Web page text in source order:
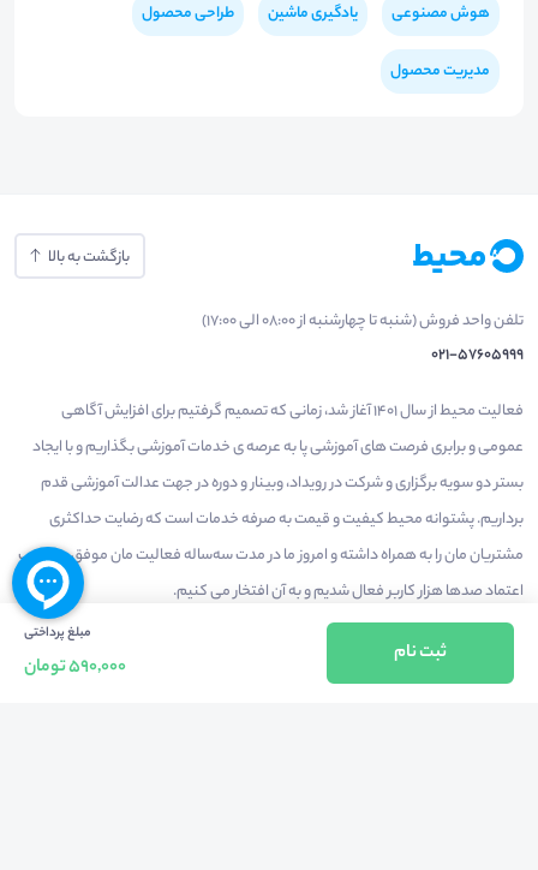
هوش مصنوعی یادگیری ماشین طراحی محصول
مدیریت محصول
مبلغ پرداختی
590,000 تومان
ثبت نام
بازگشت به بالا
تلفن واحد فروش (شنبه تا چهارشنبه از 08:00 الی 17:00)
021-57605999
فعالیت محیط از سال 1401 آغاز شد، زمانی که تصمیم گرفتیم برای افزایش آگاهی
عمومی و برابری فرصت های آموزشی پا به عرصه ی خدمات آموزشی بگذاریم و با ایجاد
بستر دو سویه برگزاری و شرکت در رویداد، وبینار و دوره در جهت عدالت آموزشی قدم
برداریم. پشتوانه محیط کیفیت و قیمت به صرفه خدمات است که رضایت حداکثری
مشتریان مان را به همراه داشته و امروز ما در مدت سه‌ساله فعالیت مان موفق به کسب
اعتماد صدها هزار کاربر فعال شدیم و به آن افتخار می‌ کنیم.